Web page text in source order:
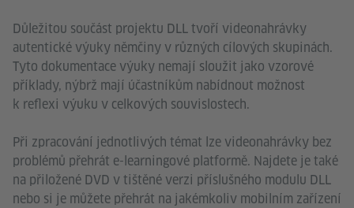
Důležitou součást projektu DLL tvoří videonahrávky
autentické výuky němčiny v různých cílových skupinách.
Tyto dokumentace výuky nemají sloužit jako vzorové
příklady, nýbrž mají účastníkům nabídnout možnost
k reflexi výuku v celkových souvislostech.
Při zpracování jednotlivých témat lze videonahrávky bez
problémů přehrát e-learningové platformě. Najdete je také
na přiložené DVD v tištěné verzi příslušného modulu DLL
nebo si je můžete přehrát na jakémkoliv mobilním zařízení